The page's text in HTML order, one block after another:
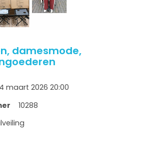
damesmode,
maart 2026 20:00
10288